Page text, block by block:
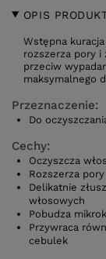
OPIS
Wstępna
rozszerza pory i
przeciw
maksymalnego
Przeznaczenie:
Do
Cechy:
Oczyszcza
Rozszerza
Delikatnie
włosowych
Pobudza
Przywraca
cebulek